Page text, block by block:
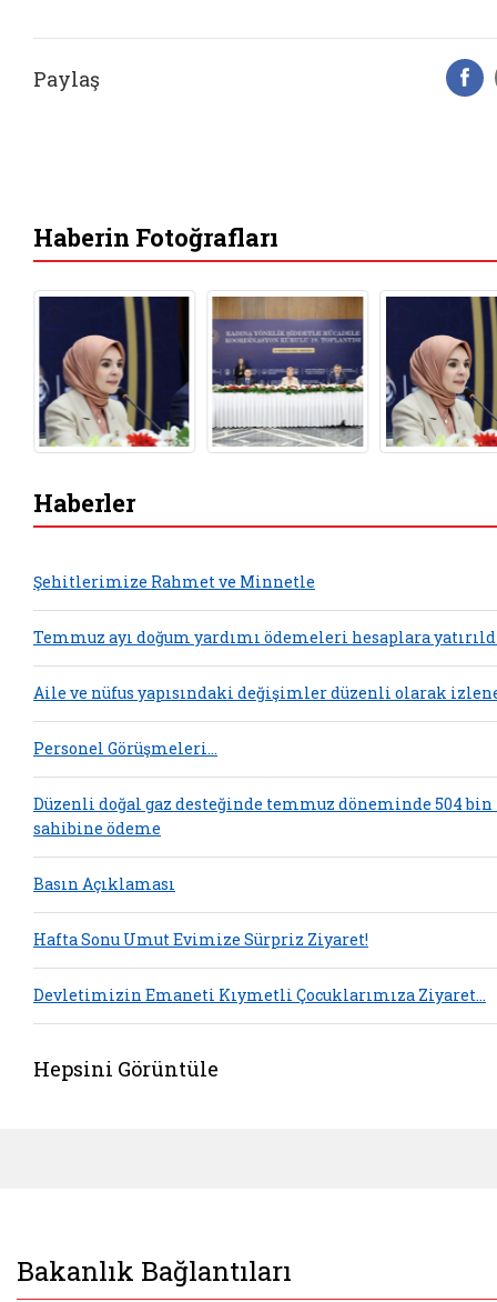
Paylaş
Haberin Fotoğrafları
Haberler
Şehitlerimize Rahmet ve Minnetle
Temmuz ayı doğum yardımı ödemeleri hesaplara
Aile ve nüfus yapısındaki değişimler düzenli olarak
Personel Görüşmeleri...
Düzenli doğal gaz desteğinde temmuz döneminde 504
sahibine ödeme
Basın Açıklaması
Hafta Sonu Umut Evimize Sürpriz Ziyaret!
Devletimizin Emaneti Kıymetli Çocuklarımıza Ziyaret…
Hepsini Görüntüle
Bakanlık Bağlantıları